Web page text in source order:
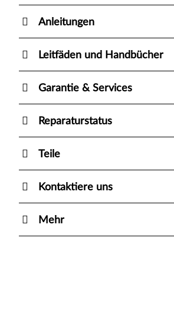
Anleitungen
Leitfäden und Handbücher
Garantie & Services
Reparaturstatus
Teile
Kontaktiere uns
Mehr